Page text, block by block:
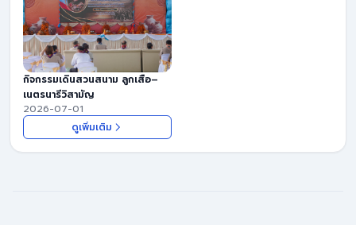
กิจกรรมเดินสวนสนาม ลูกเสือ–
เนตรนารีวิสามัญ
2026-07-01
ดูเพิ่มเติม